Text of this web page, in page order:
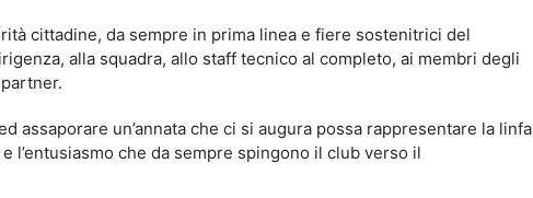
cittadine, da sempre in prima linea e fiere sostenitrici del
alla squadra, allo staff tecnico al completo, ai membri degli
assaporare un’annata che ci si augura possa rappresentare la linfa
l’entusiasmo che da sempre spingono il club verso il